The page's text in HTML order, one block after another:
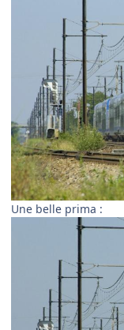
Une belle prima :